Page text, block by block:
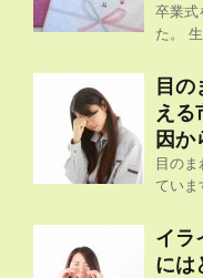
卒業式
た。
目
える
因か
目の
ていま
イラ
には